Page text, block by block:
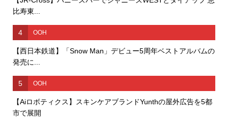
比寿東...
4 OOH
【西日本鉄道】「Snow Man」デビュー5周年ベストアルバムの
発売に...
5 OOH
【Aiロボティクス】スキンケアブランドYunthの屋外広告を5都
市で展開